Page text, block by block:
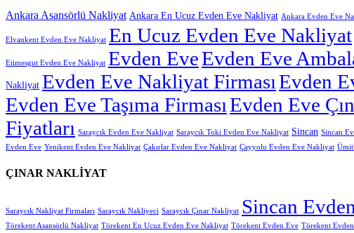
Ankara Asansörlü Nakliyat Ankara En Ucuz Evden Eve Nakliyat Ankara Evden Eve
Elvankent Evden Eve Nakliyat En Ucuz Evden Eve Nakliyat
Etimesgut Evden Eve Nakliyat Evden EveEvden Eve
Nakliyat Evden Eve Nakliyat FirmasıEvden
Evden Eve Taşıma FirmasıEvden Eve
Fiyatları Saraycık Evden Eve Nakliyat Saraycık Toki Evden Eve Nakliyat Sincan Sincan
Evden Eve Yenikent Evden Eve Nakliyat Çakırlar Evden Eve Nakliyat Çayyolu Evden Eve Nakliyat
ÇINAR NAKLİYAT
Saraycık Nakliyat Firmaları Saraycık Nakliyeci Saraycık Çınar Nakliyat Sincan
Törekent Asansörlü Nakliyat Törekent En Ucuz Evden Eve Nakliyat Törekent Evden Eve Törekent